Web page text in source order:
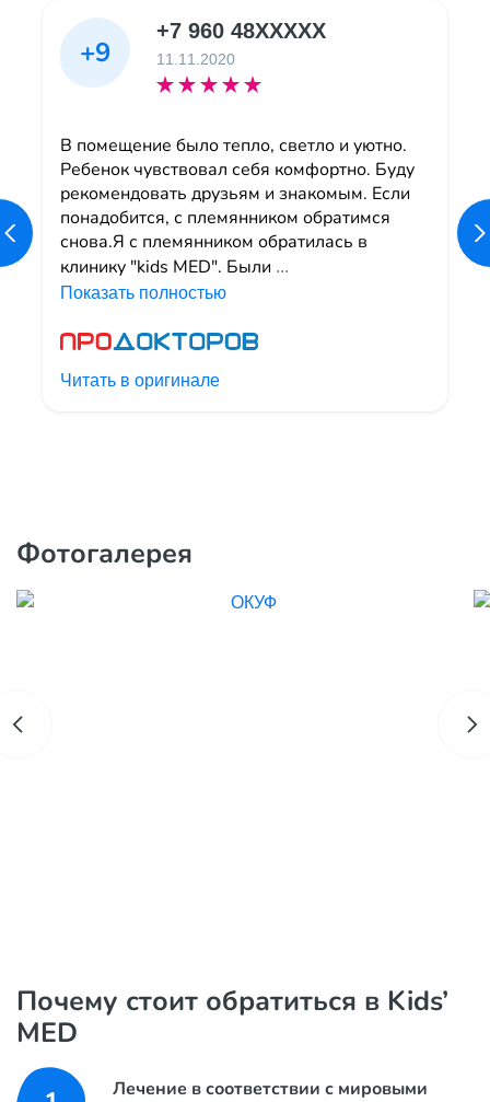
+9
+7 960 48XXXXX
11.11.2020
В помещение было тепло, светло и уютно.
Ребенок чувствовал себя комфортно. Буду
рекомендовать друзьям и знакомым. Если
понадобится, с племянником обратимся
снова.Я с племянником обратилась в
клинику "kids MED". Были ...
Показать полностью
Читать в оригинале
Фотогалерея
Почему стоит обратиться в Kids’
MED
Лечение в соответствии с мировыми